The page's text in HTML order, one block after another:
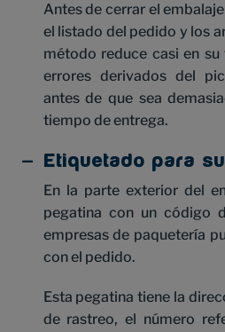
Antes de cerrar el
el listado del pedido y los
método reduce casi en
errores derivados del
antes de que sea
tiempo de entrega.
Etiquetado para
En la parte exterior del
pegatina con un código
empresas de paquetería
con el pedido.
Esta pegatina tiene la
de rastreo, el número